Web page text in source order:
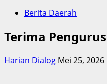
Berita Daerah
Terima
Harian Dialog Mei 25, 2026